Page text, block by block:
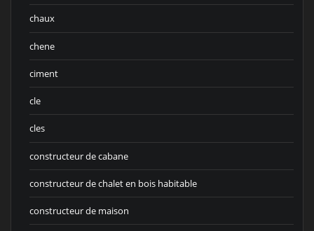
chaux
chene
ciment
cle
cles
constructeur de cabane
constructeur de chalet en bois habitable
constructeur de maison